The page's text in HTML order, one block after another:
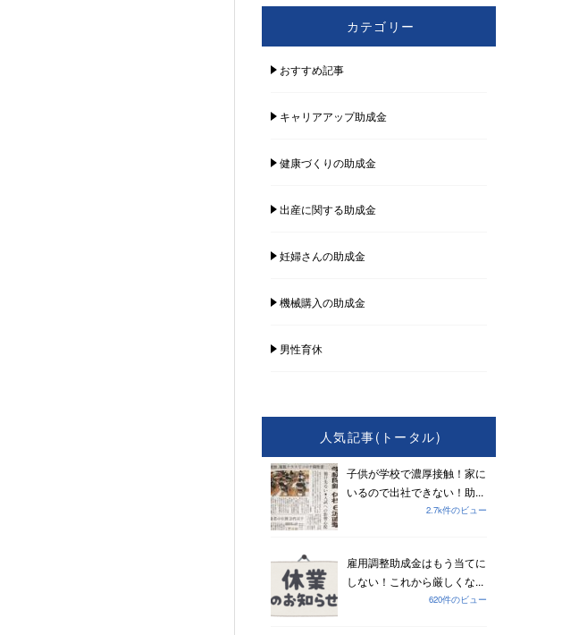
カテゴリー
おすすめ記事
キャリアアップ助成金
健康づくりの助成金
出産に関する助成金
妊婦さんの助成金
機械購入の助成金
男性育休
人気記事(トータル)
子供が学校で濃厚接触！家に
いるので出社できない！助...
2.7k件のビュー
雇用調整助成金はもう当てに
しない！これから厳しくな...
620件のビュー